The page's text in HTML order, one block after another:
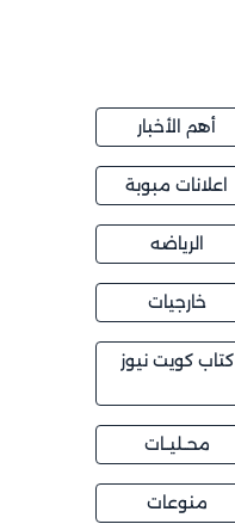
أهم الأخبار
اعلانات مبوبة
الرياضه
خارجيات
كتاب كويت نيوز
محــليــات
منوعات